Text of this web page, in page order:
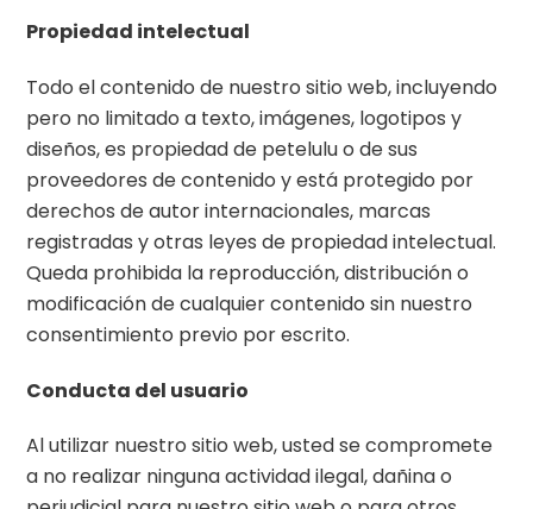
Propiedad intelectual
Todo el contenido de nuestro sitio web, incluyendo
pero no limitado a texto, imágenes, logotipos y
diseños, es propiedad de petelulu o de sus
proveedores de contenido y está protegido por
derechos de autor internacionales, marcas
registradas y otras leyes de propiedad intelectual.
Queda prohibida la reproducción, distribución o
modificación de cualquier contenido sin nuestro
consentimiento previo por escrito.
Conducta del usuario
Al utilizar nuestro sitio web, usted se compromete
a no realizar ninguna actividad ilegal, dañina o